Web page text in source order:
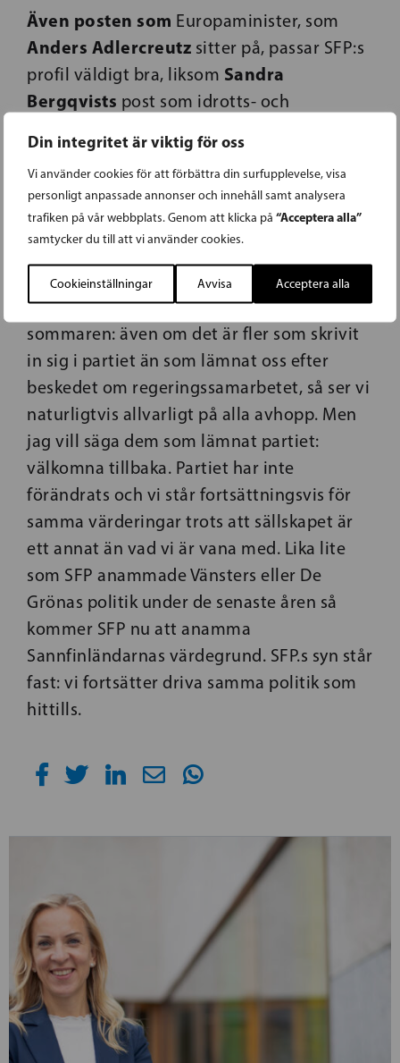
Din integritet är viktig för oss
Vi använder cookies för att förbättra din surfupplevelse, visa
personligt anpassade annonser och innehåll samt analysera
trafiken på vår webbplats. Genom att klicka på “Acceptera alla”
samtycker du till att vi använder cookies.
Cookieinställningar Avvisa Acceptera alla
Även posten som Europaminister, som
Anders Adlercreutz sitter på, passar SFP:s
profil väldigt bra, liksom Sandra
Bergqvists post som idrotts- och
väldigt god förutsättning att nå ett gott
resultat i den nuvarande regeringen och
ger oss möjlighet att profilera oss i många
av SFP:s kärnfrågor.
Avslutningsvis en
reflektion över den
turbulens vi såg inom partiet i mitten av
sommaren: även om det är fler som skrivit
in sig i partiet än som lämnat oss efter
beskedet om regeringssamarbetet, så ser vi
naturligtvis allvarligt på alla avhopp. Men
jag vill säga dem som lämnat partiet:
välkomna tillbaka. Partiet har inte
förändrats och vi står fortsättningsvis för
samma värderingar trots att sällskapet är
ett annat än vad vi är vana med. Lika lite
som SFP anammade Vänsters eller De
Grönas politik under de senaste åren så
kommer SFP nu att anamma
Sannfinländarnas värde­grund. SFP.s syn står
fast: vi fortsätter driva samma politik som
hittills.